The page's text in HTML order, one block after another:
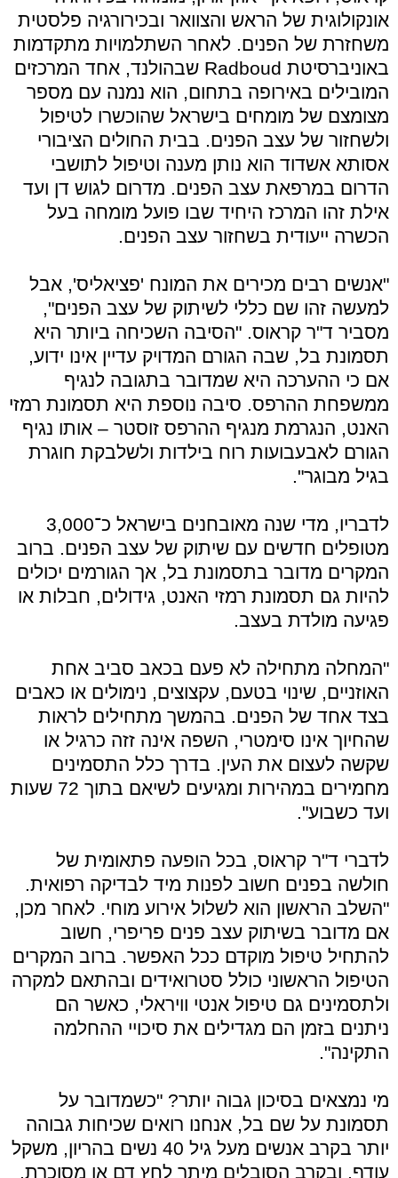
אונקולוגית של הראש והצוואר ובכירורגיה פלסטית
משחזרת של הפנים. לאחר השתלמויות מתקדמות
באוניברסיטת Radboud שבהולנד, אחד המרכזים
המובילים באירופה בתחום, הוא נמנה עם מספר
מצומצם של מומחים בישראל שהוכשרו לטיפול
ולשחזור של עצב הפנים. בבית החולים הציבורי
אסותא אשדוד הוא נותן מענה וטיפול לתושבי
הדרום במרפאת עצב הפנים. מדרום לגוש דן ועד
אילת זהו המרכז היחיד שבו פועל מומחה בעל
הכשרה ייעודית בשחזור עצב הפנים.
"אנשים רבים מכירים את המונח 'פציאליס', אבל
למעשה זהו שם כללי לשיתוק של עצב הפנים",
מסביר ד"ר קראוס. "הסיבה השכיחה ביותר היא
תסמונת בל, שבה הגורם המדויק עדיין אינו ידוע,
אם כי ההערכה היא שמדובר בתגובה לנגיף
ממשפחת ההרפס. סיבה נוספת היא תסמונת רמזי
האנט, הנגרמת מנגיף ההרפס זוסטר – אותו נגיף
הגורם לאבעבועות רוח בילדות ולשלבקת חוגרת
בגיל מבוגר".
לדבריו, מדי שנה מאובחנים בישראל כ־3,000
מטופלים חדשים עם שיתוק של עצב הפנים. ברוב
המקרים מדובר בתסמונת בל, אך הגורמים יכולים
להיות גם תסמונת רמזי האנט, גידולים, חבלות או
פגיעה מולדת בעצב.
"המחלה מתחילה לא פעם בכאב סביב אחת
האוזניים, שינוי בטעם, עקצוצים, נימולים או כאבים
בצד אחד של הפנים. בהמשך מתחילים לראות
שהחיוך אינו סימטרי, השפה אינה זזה כרגיל או
שקשה לעצום את העין. בדרך כלל התסמינים
מחמירים במהירות ומגיעים לשיאם בתוך 72 שעות
ועד כשבוע".
לדברי ד"ר קראוס, בכל הופעה פתאומית של
חולשה בפנים חשוב לפנות מיד לבדיקה רפואית.
"השלב הראשון הוא לשלול אירוע מוחי. לאחר מכן,
אם מדובר בשיתוק עצב פנים פריפרי, חשוב
להתחיל טיפול מוקדם ככל האפשר. ברוב המקרים
הטיפול הראשוני כולל סטרואידים ובהתאם למקרה
ולתסמינים גם טיפול אנטי וויראלי, כאשר הם
ניתנים בזמן הם מגדילים את סיכויי ההחלמה
התקינה".
מי נמצאים בסיכון גבוה יותר? "כשמדובר על
תסמונת על שם בל, אנחנו רואים שכיחות גבוהה
יותר בקרב אנשים מעל גיל 40 נשים בהריון, משקל
עודף, ובקרב הסובלים מיתר לחץ דם או מסוכרת.